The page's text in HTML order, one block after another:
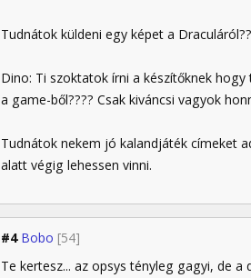
Tudnátok küldeni egy képet a
Dino: Ti szoktatok írni a készítőknek
a game-ből???? Csak kiváncsi vagyok
Tudnátok nekem jó kalandjáték címeket
alatt végig lehessen vinni.
#4 Bobo [54]
Te kertesz... az opsys tényleg gagyi, de